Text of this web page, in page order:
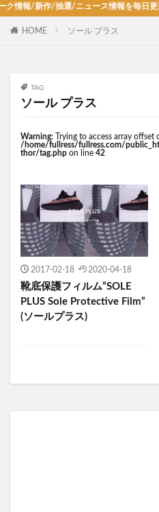
/新作/抽選/ニュース情報を毎日更新！
HOME ソール プラス
TAG
ソール プラス
Warning: Trying to access array offset
/home/fullress/fullress.com/
thor/tag.php on line 42
2017-02-18 2020-04-18
靴底保護フィルム”SOLE
PLUS Sole Protective Film”
(ソールプラス)